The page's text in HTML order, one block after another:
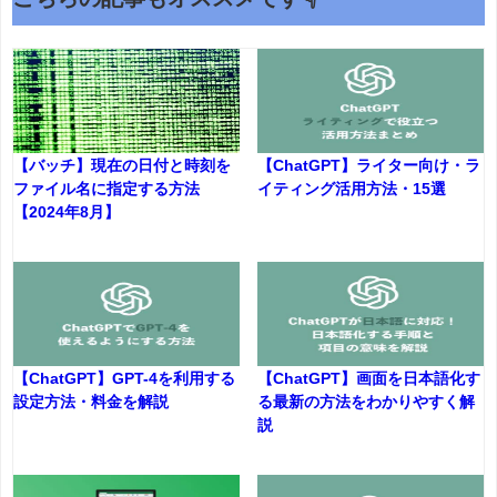
【バッチ】現在の日付と時刻を
ファイル名に指定する方法
【2024年8月】
【ChatGPT】ライター向け・ラ
イティング活用方法・15選
【ChatGPT】GPT-4を利用する
設定方法・料金を解説
【ChatGPT】画面を日本語化す
る最新の方法をわかりやすく解
説